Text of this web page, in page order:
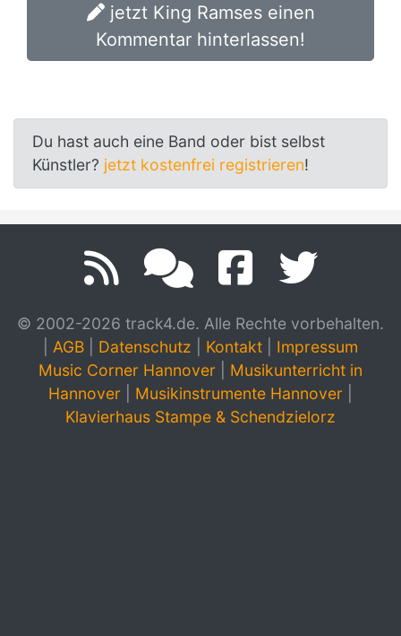
jetzt King Ramses einen
Kommentar hinterlassen!
Du hast auch eine Band oder bist selbst
Künstler? jetzt kostenfrei registrieren!
© 2002-2026 track4.de. Alle Rechte vorbehalten.
AGB Datenschutz Kontakt
Impressum
Music Corner Hannover
Musikunterricht in
Hannover
Musikinstrumente Hannover
Klavierhaus Stampe & Schendzielorz